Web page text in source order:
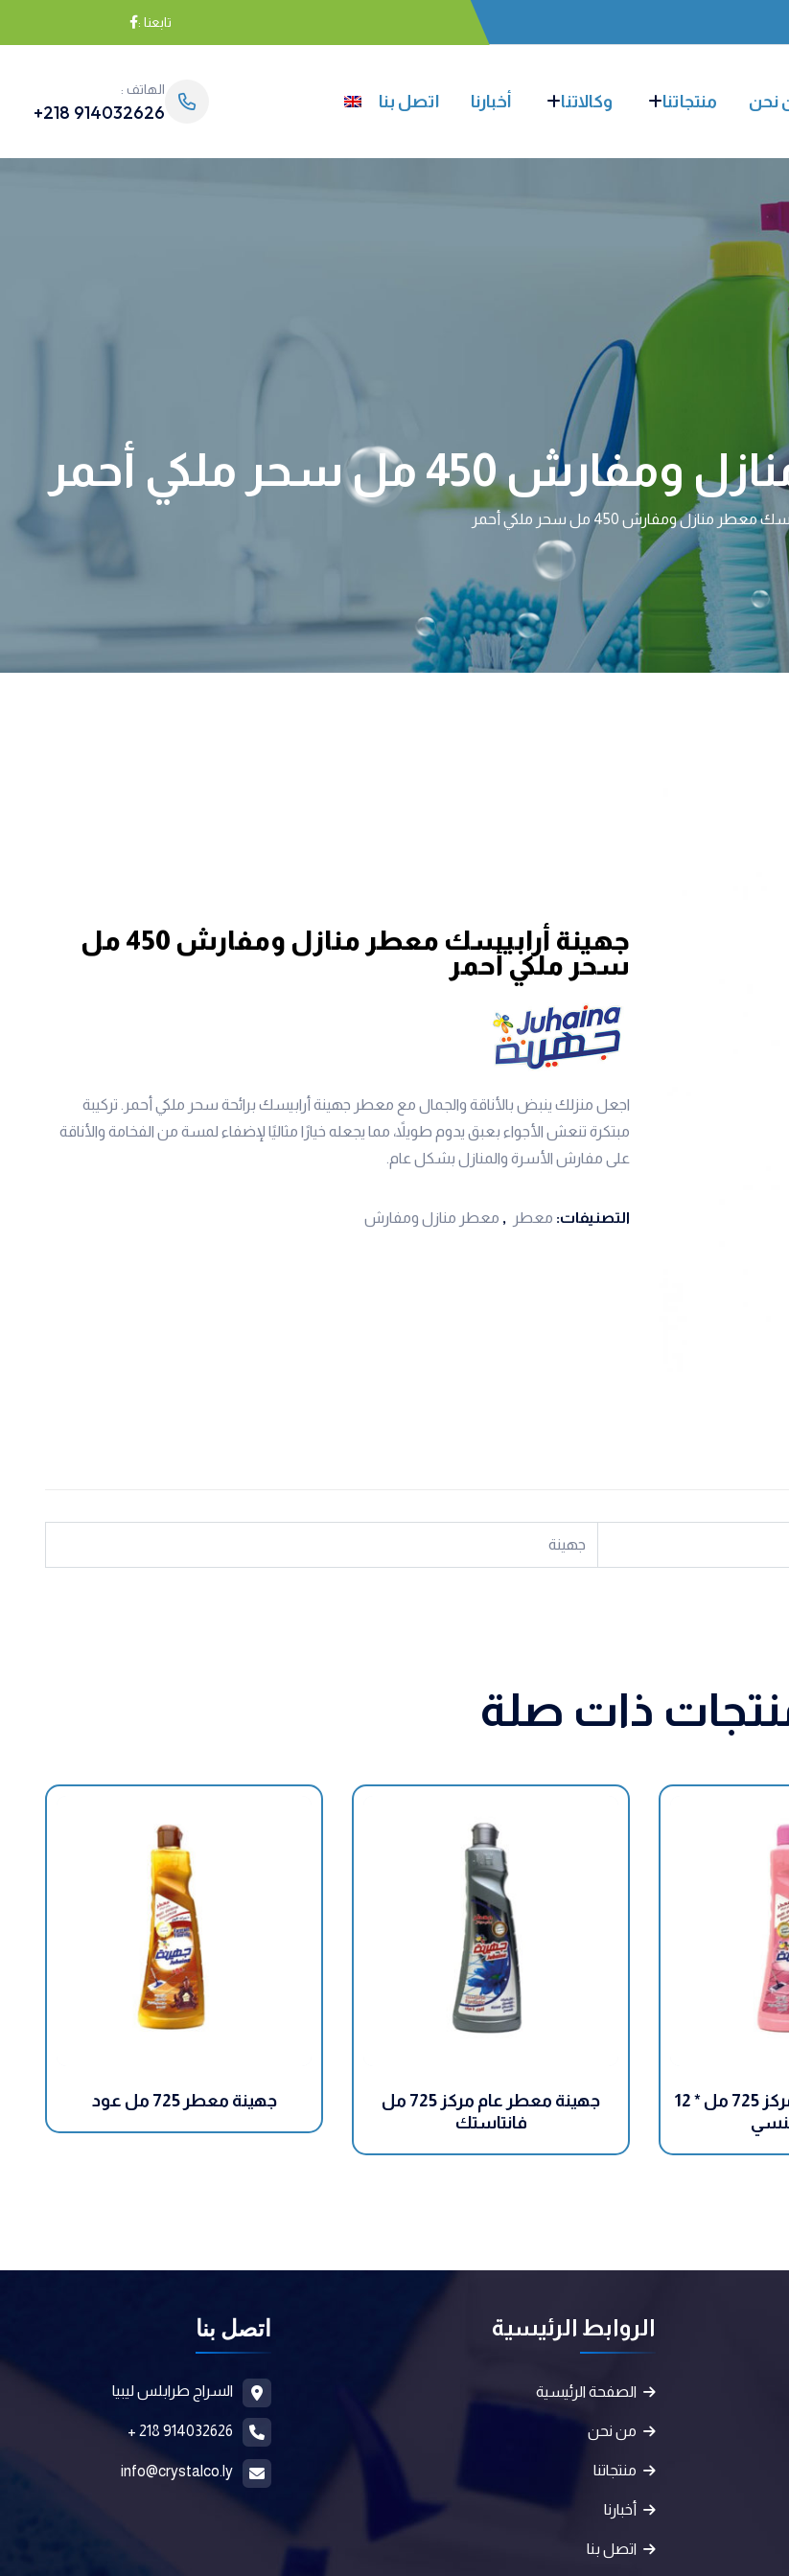
تابعنا :
نحن منتجاتنا وكالاتنا أخبارنا اتصل بنا
الهاتف :
914032626 218+
مل سحر ملكي أحمر
منازل ومفارش 450 مل سحر ملكي أحمر
جهينة أرابيسك معطر منازل ومفارش 450 مل
سحر ملكي أحمر
اجعل منزلك ينبض بالأناقة والجمال مع معطر جهينة أرابيسك برائحة سحر ملكي أحمر. تركيبة
مبتكرة تنعش الأجواء بعبق يدوم طويلاً، مما يجعله خيارًا مثاليًا لإضفاء لمسة من الفخامة والأناقة
على مفارش الأسرة والمنازل بشكل عام.
التصنيفات: معطر , معطر منازل ومفارش
جهينة
ذات صلة
جهينة معطر عام مركز 725 مل * 12
جهينة معطر عام مركز 725 مل
فانتاستك
جهينة معطر 725 مل عود
الروابط الرئيسية
الصفحة الرئيسية
من نحن
منتجاتنا
أخبارنا
اتصل بنا
اتصل بنا
السراج طرابلس ليبيا
914032626 218 +
info@crystalco.ly